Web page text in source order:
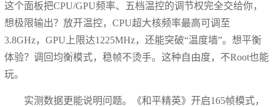
这个面板把CPU/GPU频率、五档温控的调节权完全交给你，
想极限输出？放开温控，CPU超大核频率最高可调至
3.8GHz，GPU上限达1225MHz，还能突破“温度墙”。想平衡
体验？调回均衡模式，稳帧不烫手。这种自由度，不Root也能
玩。
实测数据更能说明问题。《和平精英》开启165帧模式，